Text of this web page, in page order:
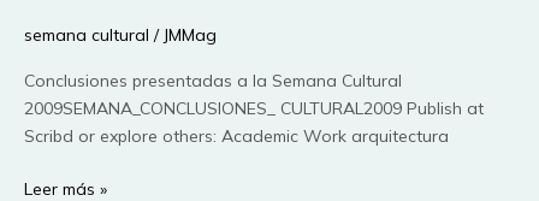
semana cultural / JMMag
Conclusiones presentadas a la Semana Cultural
2009SEMANA_CONCLUSIONES_ CULTURAL2009 Publish at
Scribd or explore others: Academic Work arquitectura
Semana
Leer más »